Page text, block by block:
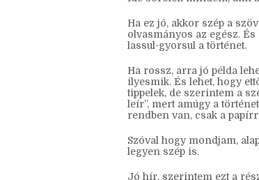
Csomók:
Ide sorolok mindent, ami
Ha ez jó, akkor szép a
olvasmányos az egész.
lassul-gyorsul a történet.
Ha rossz, arra jó példa
tippelek, de szerintem a
leír”, mert amúgy a